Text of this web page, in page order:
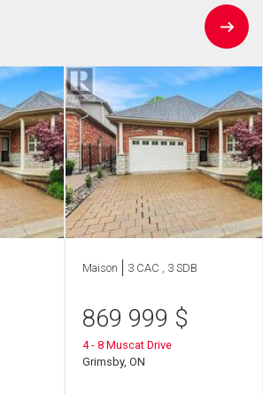
Maison 3 CAC , 3 SDB
869 999 $
4 - 8 Muscat Drive
Grimsby, ON